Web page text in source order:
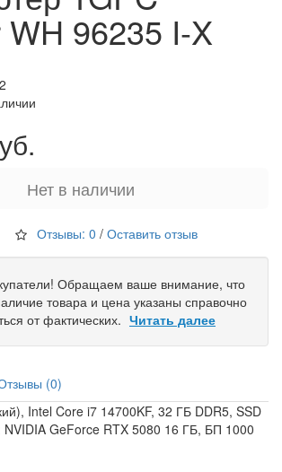
96235 I-X
Нет в наличии
Отзывы: 0 / Оставить отзыв
Обращаем ваше внимание, что
товара и цена указаны справочно
от фактических. Читать далее
(0)
Intel Core i7 14700KF, 32 ГБ DDR5, SSD
GeForce RTX 5080 16 ГБ, БП 1000